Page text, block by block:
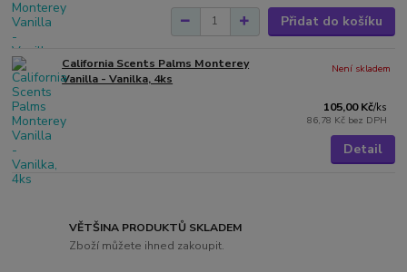
Přidat do košíku
California Scents Palms Monterey
Vanilla - Vanilka, 4ks
105,00 Kč/ks
86,78 Kč bez DPH
Není skladem
Detail
VĚTŠINA PRODUKTŮ SKLADEM
Zboží můžete ihned zakoupit.